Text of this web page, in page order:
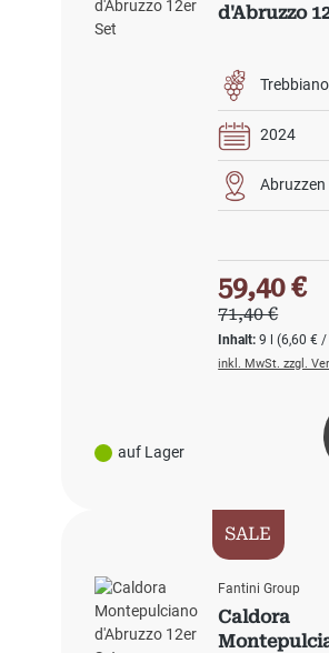
auf Lager
d'Abruzzo
Trebbiano
2024
Abruzzen
Inhalt:9 l(6,60 €
59,40 €
Regulärer
71,40 €
inkl. MwSt. zzgl.
SALE
Fantini Group
Caldora